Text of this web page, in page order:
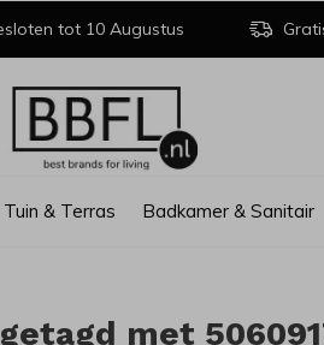
Tuin & Terras Badkamer & Sanitair
tot 10 Augustus
met